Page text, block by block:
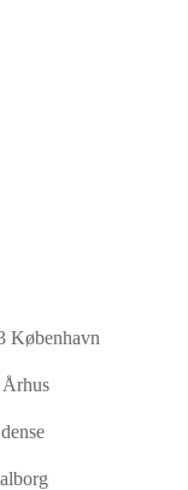
København